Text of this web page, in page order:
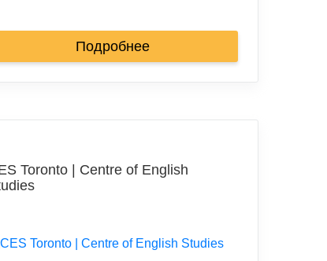
Подробнее
Toronto | Centre of English